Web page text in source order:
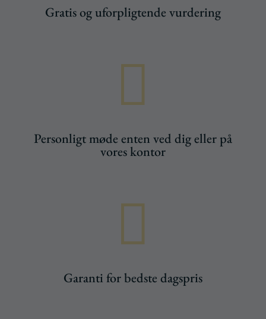
Gratis og uforpligtende vurdering

Personligt møde enten ved dig eller på
vores kontor

Garanti for bedste dagspris